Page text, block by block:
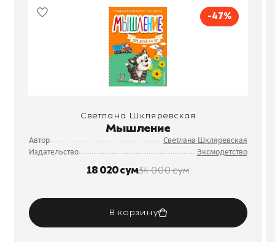
-47%
Светлана Шкляревская
Мышление
Автор
Светлана Шкляревская
Издательство
Эксмодетство
18 020 сум34 000 сум
В корзину